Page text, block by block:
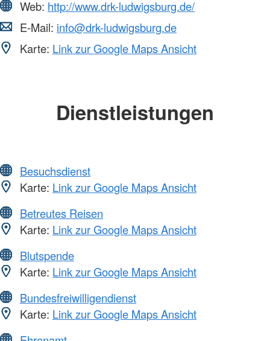
Web: http://www.drk-ludwigsburg.de/
E-Mail: info@drk-ludwigsburg.de
Karte: Link zur Google Maps Ansicht
Dienstleistungen
Besuchsdienst
Karte: Link zur Google Maps Ansicht
Betreutes Reisen
Karte: Link zur Google Maps Ansicht
Blutspende
Karte: Link zur Google Maps Ansicht
Bundesfreiwilligendienst
Karte: Link zur Google Maps Ansicht